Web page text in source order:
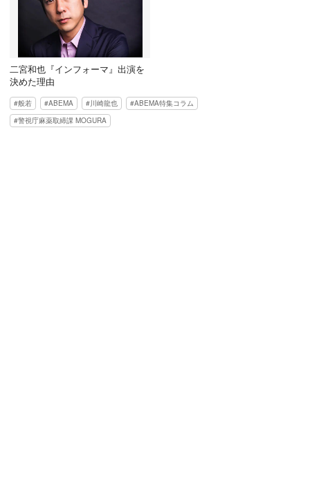
二宮和也『インフォーマ』出演を
決めた理由
般若 ABEMA 川崎龍也
ABEMA特集コラム
警視庁麻薬取締課 MOGURA